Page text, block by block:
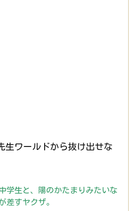
生ワールドから抜け出せな
学生と、陽のかたまりみたいな
差すヤクザ。